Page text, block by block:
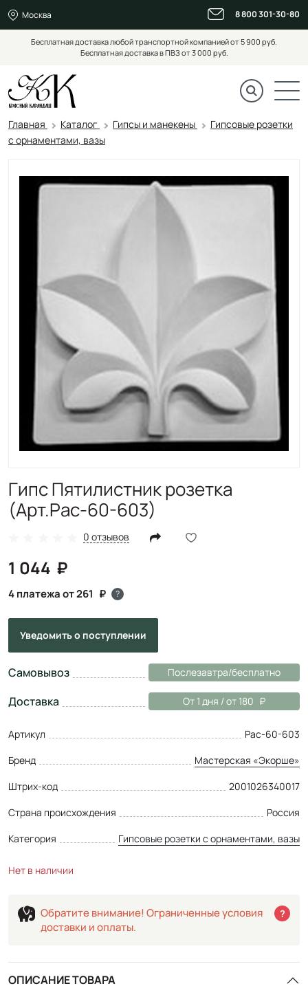
Москва 8 800 301-30-80
Бесплатная доставка любой транспортной компанией от 5 900 руб.
Бесплатная доставка в ПВЗ от 3 000 руб.
Главная Каталог Гипсы и манекены
Гипсовые розетки
с орнаментами, вазы
Гипс Пятилистник розетка
(Арт.Рас-60-603)
0 отзывов
1 044
4 платежа от 261 ?
Уведомитьо поступлении
Самовывоз Послезавтра/бесплатно
Доставка От 1 дня / от 180
Артикул
Рас-60-603
Бренд
Мастерская «Экорше»
Штрих-код
2001026340017
Страна происхождения
Россия
Категория
Гипсовые розетки с орнаментами, вазы
Нет в наличии
Обратите внимание! Ограниченные условия
доставки и оплаты.
?
ОПИСАНИЕ ТОВАРА